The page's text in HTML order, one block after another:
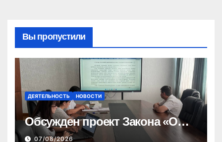
Вы пропустили
ДЕЯТЕЛЬНОСТЬ НОВОСТИ
Обсужден проект Закона «О
финансовом штрафе»
07/08/2026